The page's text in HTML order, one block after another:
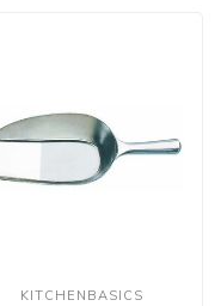
KITCHENBASICS